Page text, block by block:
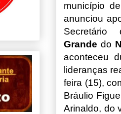
município de
anunciou
Grande do
aconteceu
lideranças
feira (15),
Bráulio
Arinaldo, do